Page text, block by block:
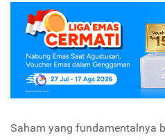
Saham yang fundamentalnya